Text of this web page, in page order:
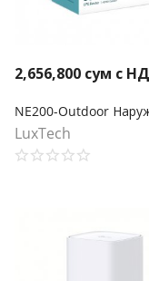
2,656,800 сум с
LuxTech